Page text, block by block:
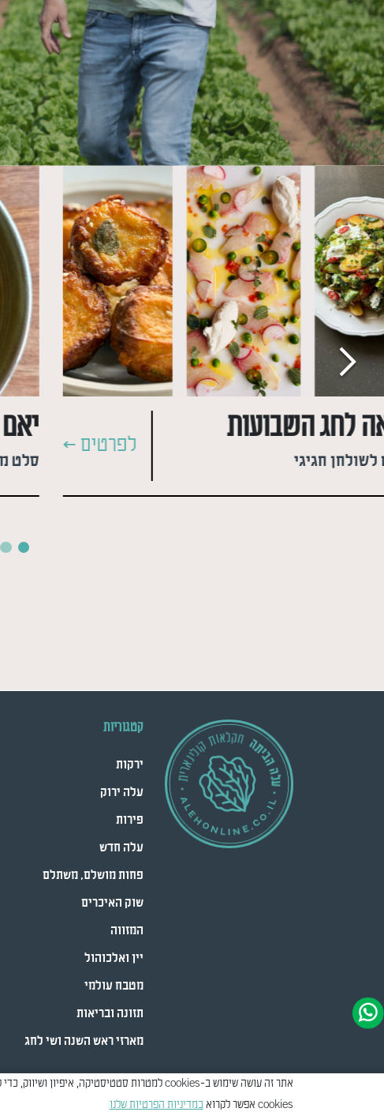
לחג השבועות
לשולחן חגיגי
לפרטים >
קטגוריות
ירקות
עלה ירוק
פירות
עלה חדש
פחות מושלם, משתלם
שוק האיכרים
המזווה
יין ואלכוהול
מטבח עולמי
תזונה ובריאות
מארזי ראש השנה ושי לחג
cookies אפשר לקרוא
במדיניות הפרטיות שלנו